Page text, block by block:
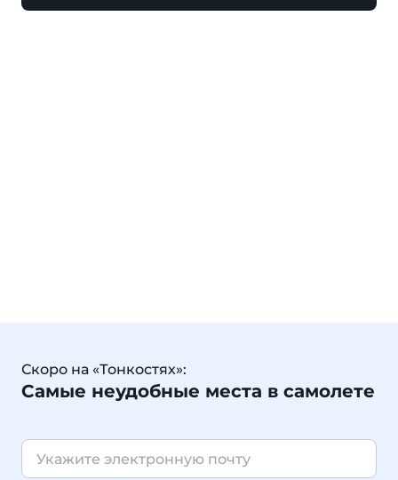
Скоро на «Тонкостях»:
Самые неудобные места в самолете